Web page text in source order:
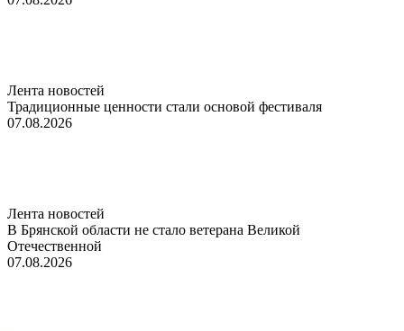
Лента новостей
Традиционные ценности стали основой фестиваля
07.08.2026
Лента новостей
В Брянской области не стало ветерана Великой
Отечественной
07.08.2026